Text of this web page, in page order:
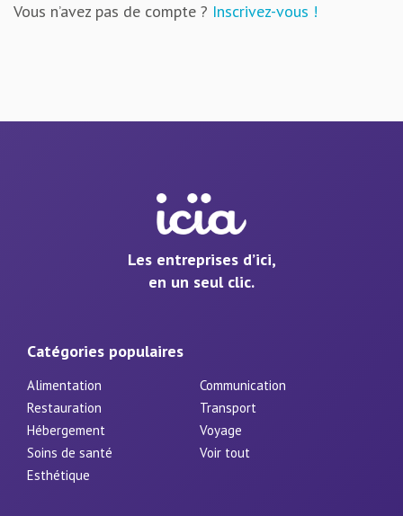
Vous n’avez pas de compte ? Inscrivez-vous !
Les entreprises d’ici,
en un seul clic.
Catégories populaires
Alimentation
Communication
Restauration
Transport
Hébergement
Voyage
Soins de santé
Voir tout
Esthétique